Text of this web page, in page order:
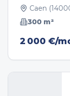
Caen (
300 m²
2 000 €/